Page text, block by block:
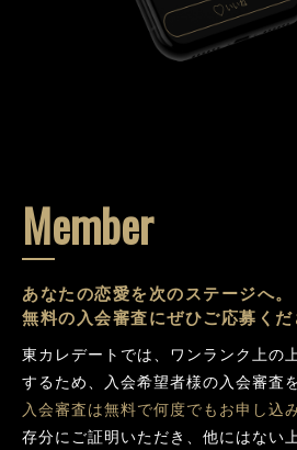
Member
あなたの恋愛を次のステージへ。
無料の入会審査にぜひご応募くだ
東カレデートでは、ワンランク上の
するため、入会希望者様の入会審査
入会審査は無料で何度でもお申し込
存分にご証明いただき、他にはない